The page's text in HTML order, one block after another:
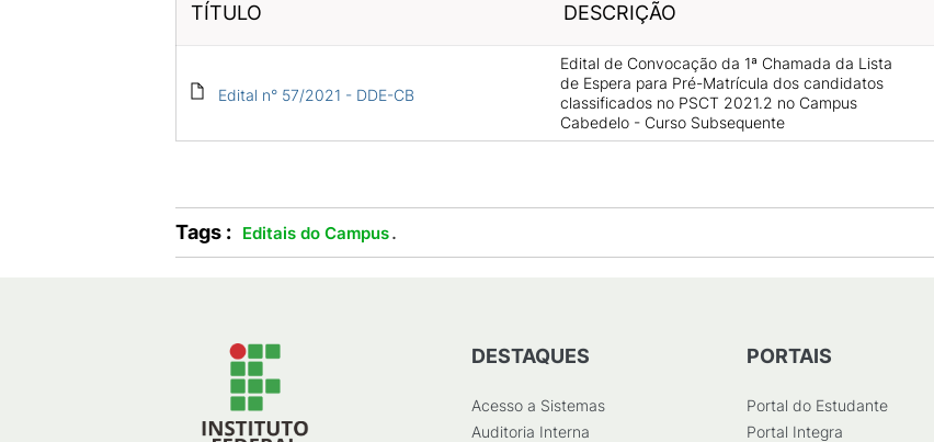
TÍTULO DESCRIÇÃO
Edital n° 57/2021 - DDE-CB
Edital de Convocação da 1ª Chamada da Lista
de Espera para Pré-Matrícula dos candidatos
classificados no PSCT 2021.2 no Campus
Cabedelo - Curso Subsequente
Tags : Editais do Campus.
DESTAQUES
Acesso a Sistemas
Auditoria Interna
PORTAIS
Portal do Estudante
Portal Integra